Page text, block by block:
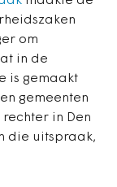
om
in de
is gemaakt
gemeenten
in Den
die uitspraak,